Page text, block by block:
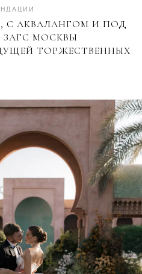
С АКВАЛАНГОМ И ПОД
МОСКВЫ
ТОРЖЕСТВЕННЫХ